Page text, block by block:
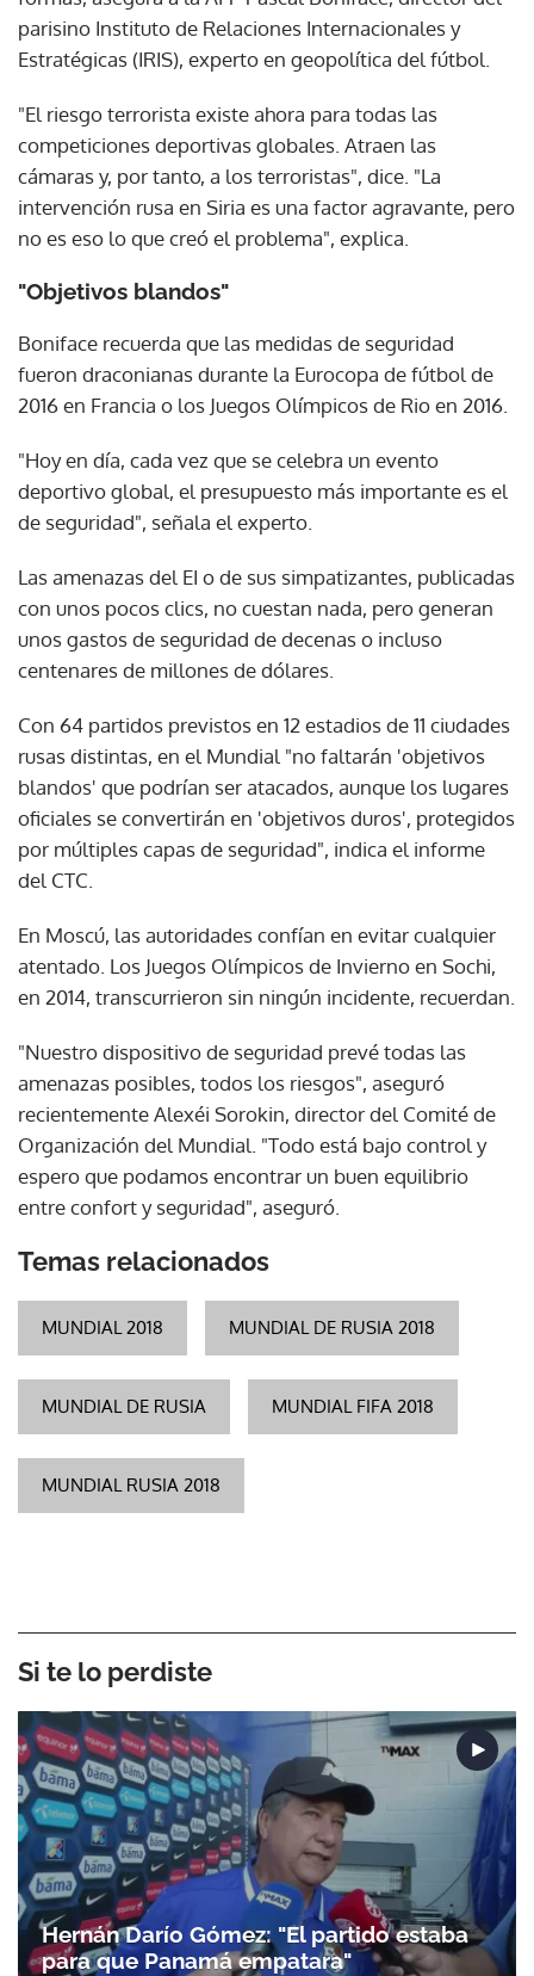
parisino Instituto de Relaciones Internacionales y
Estratégicas (IRIS), experto en geopolítica del fútbol.
"El riesgo terrorista existe ahora para todas las
competiciones deportivas globales. Atraen las
cámaras y, por tanto, a los terroristas", dice. "La
intervención rusa en Siria es una factor agravante, pero
no es eso lo que creó el problema", explica.
"Objetivos blandos"
Boniface recuerda que las medidas de seguridad
fueron draconianas durante la Eurocopa de fútbol de
2016 en Francia o los Juegos Olímpicos de Rio en 2016.
"Hoy en día, cada vez que se celebra un evento
deportivo global, el presupuesto más importante es el
de seguridad", señala el experto.
Las amenazas del EI o de sus simpatizantes, publicadas
con unos pocos clics, no cuestan nada, pero generan
unos gastos de seguridad de decenas o incluso
centenares de millones de dólares.
Con 64 partidos previstos en 12 estadios de 11 ciudades
rusas distintas, en el Mundial "no faltarán 'objetivos
blandos' que podrían ser atacados, aunque los lugares
oficiales se convertirán en 'objetivos duros', protegidos
por múltiples capas de seguridad", indica el informe
del CTC.
En Moscú, las autoridades confían en evitar cualquier
atentado. Los Juegos Olímpicos de Invierno en Sochi,
en 2014, transcurrieron sin ningún incidente, recuerdan.
"Nuestro dispositivo de seguridad prevé todas las
amenazas posibles, todos los riesgos", aseguró
recientemente Alexéi Sorokin, director del Comité de
Organización del Mundial. "Todo está bajo control y
espero que podamos encontrar un buen equilibrio
entre confort y seguridad", aseguró.
Temas relacionados
MUNDIAL 2018 MUNDIAL DE RUSIA 2018
MUNDIAL DE RUSIA MUNDIAL FIFA 2018
MUNDIAL RUSIA 2018
Si te lo perdiste
Hernán Darío Gómez: "El partido estaba
para que Panamá empatara"